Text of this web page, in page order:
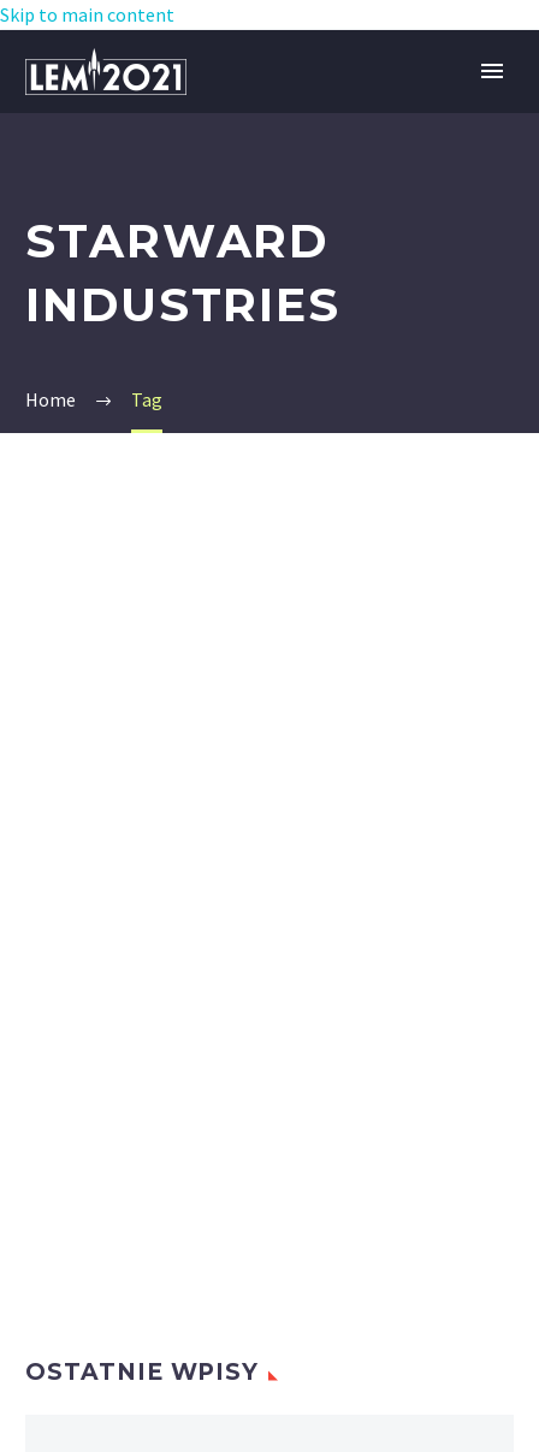
Skip to main content
STARWARD
INDUSTRIES
Home Tag
OSTATNIE WPISY